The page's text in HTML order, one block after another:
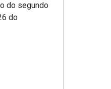
do segundo
do